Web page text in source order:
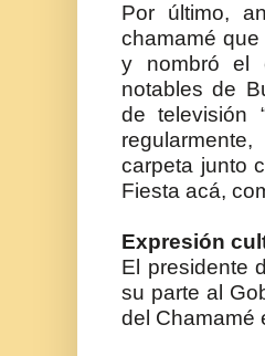
Por último,
chamamé
y nombró el
notables de
de televisión
carpeta junto
Fiesta acá,
Expresión
El presidente
su parte al
del Chamamé